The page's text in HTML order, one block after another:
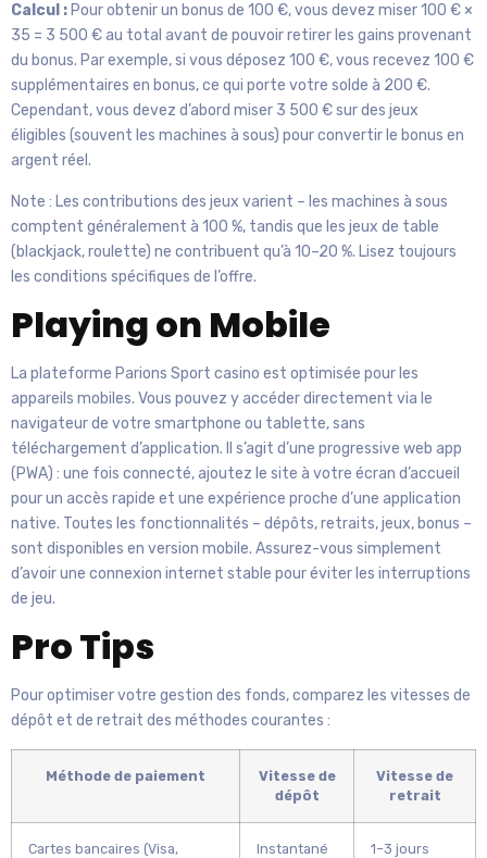
Calcul : Pour obtenir un bonus de 100 €, vous devez miser 100 € ×
35 = 3 500 € au total avant de pouvoir retirer les gains provenant
du bonus. Par exemple, si vous déposez 100 €, vous recevez 100 €
supplémentaires en bonus, ce qui porte votre solde à 200 €.
Cependant, vous devez d’abord miser 3 500 € sur des jeux
éligibles (souvent les machines à sous) pour convertir le bonus en
argent réel.
Note : Les contributions des jeux varient – les machines à sous
comptent généralement à 100 %, tandis que les jeux de table
(blackjack, roulette) ne contribuent qu’à 10–20 %. Lisez toujours
les conditions spécifiques de l’offre.
Playing on Mobile
La plateforme Parions Sport casino est optimisée pour les
appareils mobiles. Vous pouvez y accéder directement via le
navigateur de votre smartphone ou tablette, sans
téléchargement d’application. Il s’agit d’une progressive web app
(PWA) : une fois connecté, ajoutez le site à votre écran d’accueil
pour un accès rapide et une expérience proche d’une application
native. Toutes les fonctionnalités – dépôts, retraits, jeux, bonus –
sont disponibles en version mobile. Assurez-vous simplement
d’avoir une connexion internet stable pour éviter les interruptions
de jeu.
Pro Tips
Pour optimiser votre gestion des fonds, comparez les vitesses de
dépôt et de retrait des méthodes courantes :
Méthode de paiement
Vitesse de
dépôt
Vitesse de
retrait
Cartes bancaires (Visa,
Instantané
1–3 jours